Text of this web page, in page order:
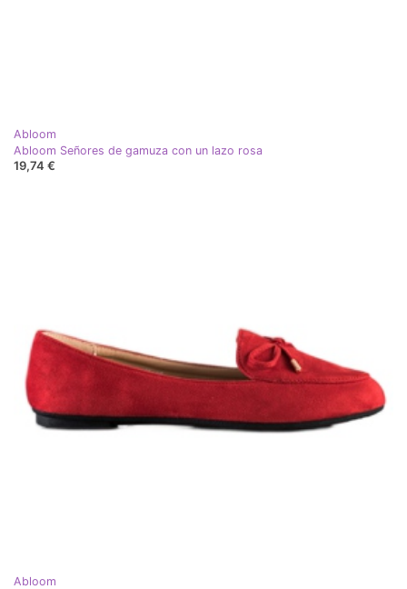
Abloom
Abloom Señores de gamuza con un lazo rosa
19,74 €
Abloom